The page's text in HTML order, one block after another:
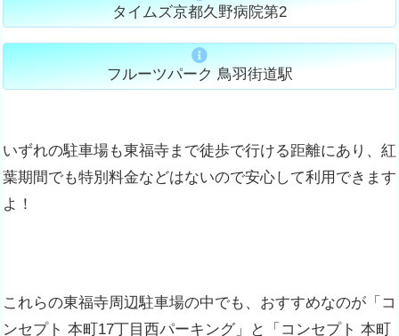
タイムズ京都久野病院第2
フルーツパーク 鳥羽街道駅
いずれの駐車場も東福寺まで徒歩で行ける距離にあり、紅
葉期間でも特別料金などはないので安心して利用できます
よ！
これらの東福寺周辺駐車場の中でも、おすすめなのが「コ
ンセプト 本町17丁目西パーキング」と「コンセプト 本町